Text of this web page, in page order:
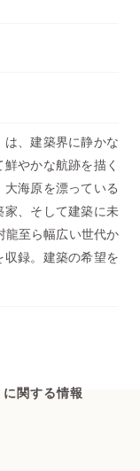
、建築界に静かな
やかな航跡を描く
海原を漂っている
、そして建築に未
龍至ら幅広い世代か
録。建築の希望を
に関する情報